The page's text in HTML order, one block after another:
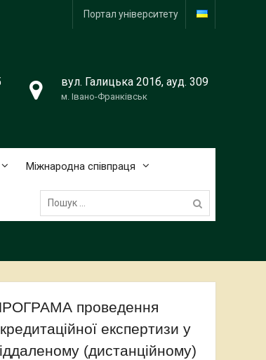
Портал університету
вул. Галицька 201б, ауд. 309
м. Івано-Франківськ
Міжнародна співпраця
Пошук:
проведення
експертизи у
(дистанційному)